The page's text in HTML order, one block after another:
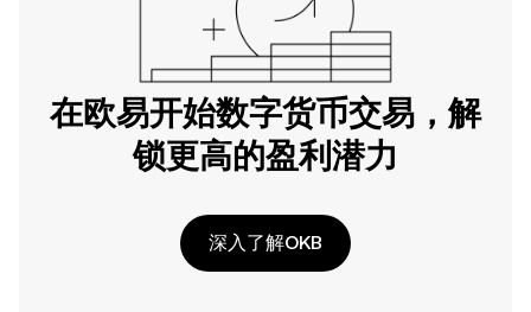
在欧易开始数字货币交易，解
锁更高的盈利潜力
深入了解OKB